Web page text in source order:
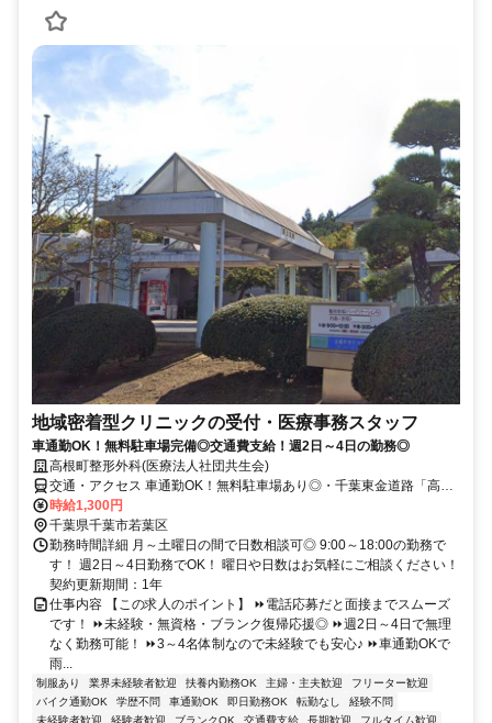
地域密着型クリニックの受付・医療事務スタッフ
車通勤OK！無料駐車場完備◎交通費支給！週2日～4日の勤務◎
高根町整形外科(医療法人社団共生会)
交通・アクセス 車通勤OK！無料駐車場あり◎・千葉東金道路「高田
IC」より車で約5分「大宮IC」より車で約10分
時給1,300円
千葉県千葉市若葉区
勤務時間詳細 月～土曜日の間で日数相談可◎ 9:00～18:00の勤務で
す！ 週2日～4日勤務でOK！ 曜日や日数はお気軽にご相談ください！
契約更新期間：1年
仕事内容 【この求人のポイント】 ⏩電話応募だと面接までスムーズ
です！ ⏩未経験・無資格・ブランク復帰応援◎ ⏩週2日～4日で無理
なく勤務可能！ ⏩3～4名体制なので未経験でも安心♪ ⏩車通勤OKで
雨...
制服あり 業界未経験者歓迎 扶養内勤務OK 主婦・主夫歓迎
フリーター歓迎
バイク通勤OK
学歴不問 車通勤OK 即日勤務OK 転勤なし
経験不問
未経験者歓迎
経験者歓迎 ブランクOK 交通費支給 長期歓迎 フルタイム歓迎